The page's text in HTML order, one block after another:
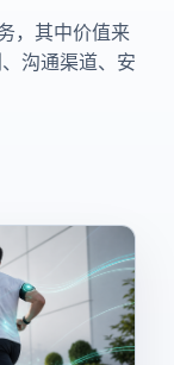
，其中价值来
沟通渠道、安